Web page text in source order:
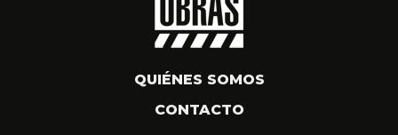
QUIÉNES SOMOS
CONTACTO